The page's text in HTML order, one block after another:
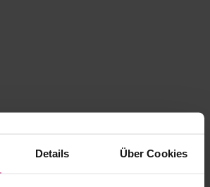
Details Über Cookies